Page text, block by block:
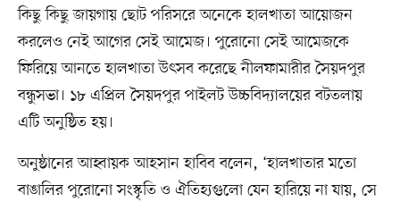
কিছু কিছু জায়গায় ছোট পরিসরে অনেকে হালখাতা আয়োজন
করলেও নেই আগের সেই আমেজ। পুরোনো সেই আমেজকে
ফিরিয়ে আনতে হালখাতা উৎসব করেছে নীলফামারীর সৈয়দপুর
বন্ধুসভা। ১৮ এপ্রিল সৈয়দপুর পাইলট উচ্চবিদ্যালয়ের বটতলায়
এটি অনুষ্ঠিত হয়।
অনুষ্ঠানের আহ্বায়ক আহসান হাবিব বলেন, ‘হালখাতার মতো
বাঙালির পুরোনো সংস্কৃতি ও ঐতিহ্যগুলো যেন হারিয়ে না যায়, সে